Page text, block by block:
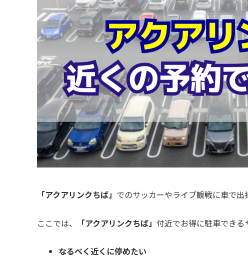
「アクアリンクちば」 でのサッカーやライブ観戦に車で出
ここでは、 「アクアリンクちば」 付近でお得に駐車できる
なるべく近くに停めたい